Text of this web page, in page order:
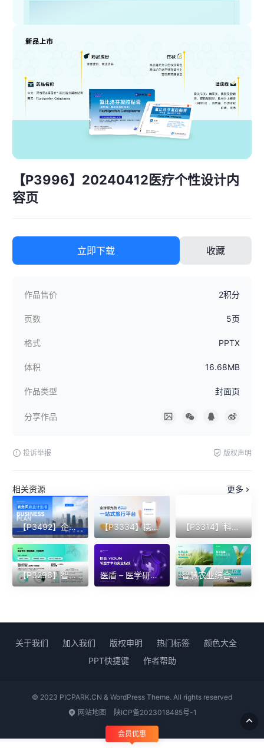
【P3996】20240412医疗个性设计内
容页
立即下载 收藏
作品售价 2积分
页数 5页
格式 PPTX
体积 16.68MB
作品类型 封面页
分享作品
投诉举报 版权声明
相关资源 更多
【P3492】企业介绍类型内容版式 【P3334】携程APP展示封面页 【P3314】科沃斯机器人介绍
【P3296】智能床垫内容版式 医盾 – 医学研究类 智慧农业综合解决方案版式
关于我们 加入我们 版权申明 热门标签
颜色大全
PPT快捷键
作者帮助
© 2023 PICPARK.CN & WordPress Theme. All rights reserved
网站地图
陕ICP备2023018485号-1
会员优惠